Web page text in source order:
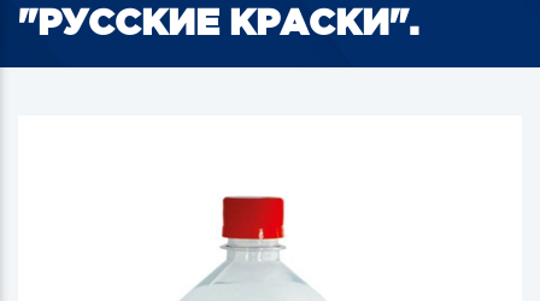
"РУССКИЕ КРАСКИ".